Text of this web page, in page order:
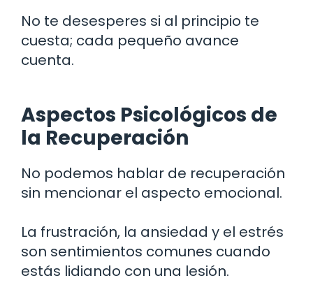
No te desesperes si al principio te
cuesta; cada pequeño avance
cuenta.
Aspectos Psicológicos de
la Recuperación
No podemos hablar de recuperación
sin mencionar el aspecto emocional.
La frustración, la ansiedad y el estrés
son sentimientos comunes cuando
estás lidiando con una lesión.